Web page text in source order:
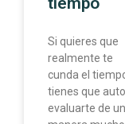
Si quieres que
realmente te
cunda el
tienes que auto
evaluarte de